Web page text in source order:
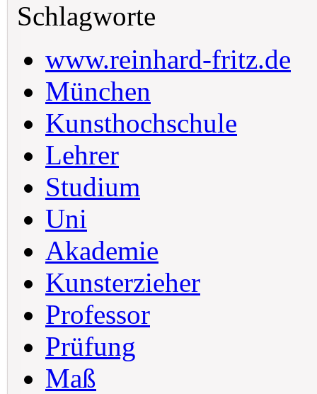
Schlagworte
www.reinhard-fritz.de
München
Kunsthochschule
Lehrer
Studium
Uni
Akademie
Kunsterzieher
Professor
Prüfung
Maß